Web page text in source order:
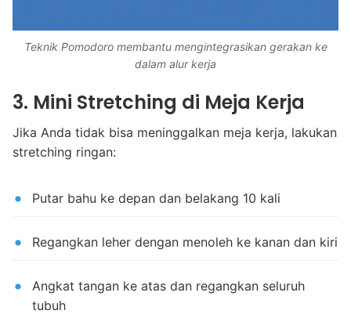
Teknik Pomodoro membantu mengintegrasikan gerakan ke
dalam alur kerja
3. Mini Stretching di Meja Kerja
Jika Anda tidak bisa meninggalkan meja kerja, lakukan
stretching ringan:
Putar bahu ke depan dan belakang 10 kali
Regangkan leher dengan menoleh ke kanan dan kiri
Angkat tangan ke atas dan regangkan seluruh
tubuh